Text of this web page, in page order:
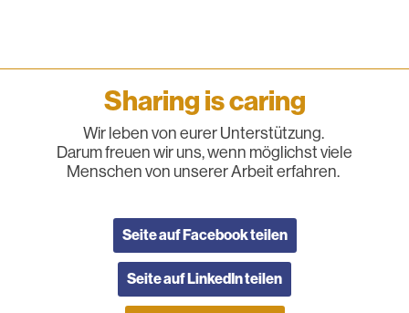
Sharing is caring
Wir leben von eurer Unterstützung.
Darum freuen wir uns, wenn möglichst viele
Menschen von unserer Arbeit erfahren.
Seite auf Facebook teilen
Seite auf LinkedIn teilen